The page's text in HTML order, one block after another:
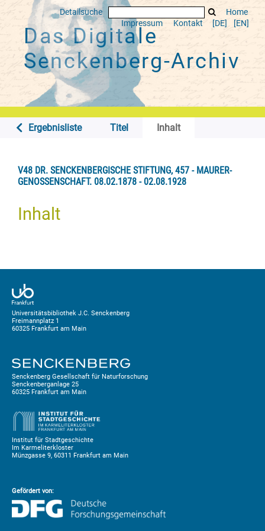
Detailsuche
Home
Impressum
Kontakt [DE] [EN]
Das Digitale
Senckenberg-Archiv
Ergebnisliste Titel Inhalt
V48 DR. SENCKENBERGISCHE STIFTUNG, 457 - MAURER-
GENOSSENSCHAFT. 08.02.1878 - 02.08.1928
Inhalt
Universitätsbibliothek J.C. Senckenberg
Freimannplatz 1
60325 Frankfurt am Main
Senckenberg Gesellschaft für Naturforschung
Senckenberganlage 25
60325 Frankfurt am Main
Institut für Stadtgeschichte
Im Karmeliterkloster
Münzgasse 9, 60311 Frankfurt am Main
Gefördert von: